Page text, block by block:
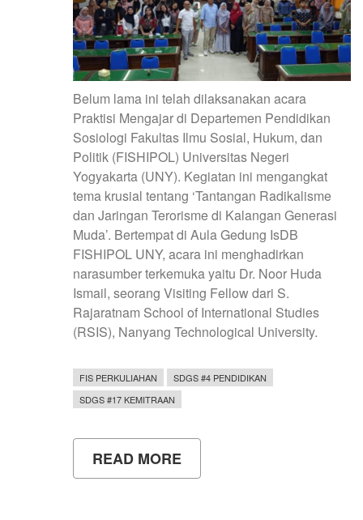
Belum lama ini telah dilaksanakan acara
Praktisi Mengajar di Departemen Pendidikan
Sosiologi Fakultas Ilmu Sosial, Hukum, dan
Politik (FISHIPOL) Universitas Negeri
Yogyakarta (UNY). Kegiatan ini mengangkat
tema krusial tentang ‘Tantangan Radikalisme
dan Jaringan Terorisme di Kalangan Generasi
Muda’. Bertempat di Aula Gedung IsDB
FISHIPOL UNY, acara ini menghadirkan
narasumber terkemuka yaitu Dr. Noor Huda
Ismail, seorang Visiting Fellow dari S.
Rajaratnam School of International Studies
(RSIS), Nanyang Technological University.
FIS PERKULIAHAN
SDGS #4 PENDIDIKAN
SDGS #17 KEMITRAAN
READ MORE
DEPARTEMEN